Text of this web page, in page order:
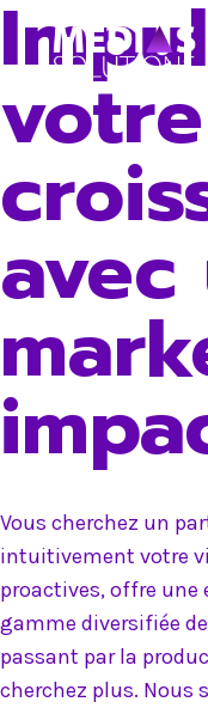
Skip
votre
avec
Vous cherchez un
intuitivement votre
proactives, offre une
gamme diversifiée
passant par la
cherchez plus. Nous